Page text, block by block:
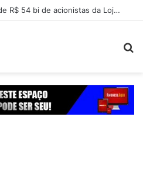
MPF pede desbloqueio de R$ 54 bi de acionistas da Lojas Americanas